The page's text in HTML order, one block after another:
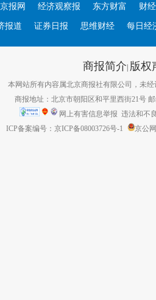
京报网 经济观察报 东方财富 财
报道 证券日报 思维财经 每日经
商报简介| 版权
本网站所有内容属北京商报社有限公司，未经
商报地址：北京市朝阳区和平里西街21号
网上有害信息举报 违法和不
ICP备案编号：京ICP备08003726号-1
京公